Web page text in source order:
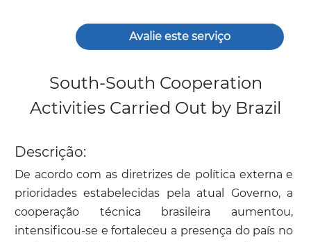
Avalie este serviço
South-South Cooperation
Activities Carried Out by Brazil
Descrição:
De acordo com as diretrizes de política externa e
prioridades estabelecidas pela atual Governo, a
cooperação técnica brasileira aumentou,
intensificou-se e fortaleceu a presença do país no